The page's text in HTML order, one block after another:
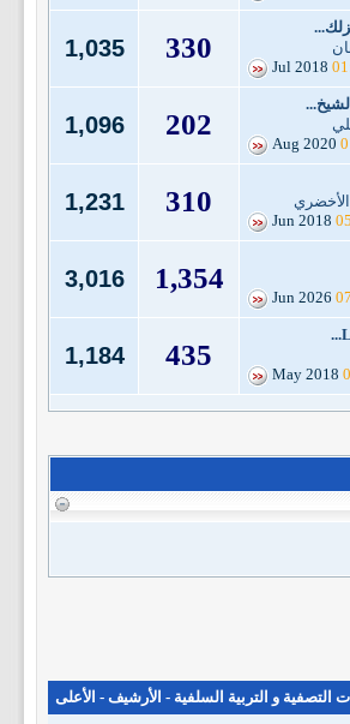
330
1,035
لشيخ...
202
1,096
الأخضري
310
1,231
1,354
3,016
435
1,184
التصفية و التربية السلفية - الأرشيف - الأعلى